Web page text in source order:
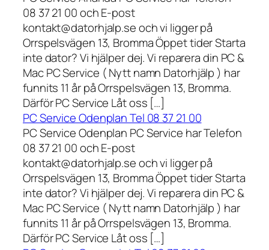
08 37 21 00 och E-post
kontakt@datorhjalp.se och vi ligger på
Orrspelsvägen 13, Bromma Öppet tider Starta
inte dator? Vi hjälper dej. Vi reparera din PC &
Mac PC Service ( Nytt namn Datorhjälp ) har
funnits 11 år på Orrspelsvägen 13, Bromma.
Därför PC Service Låt oss […]
PC Service Odenplan Tel 08 37 21 00
PC Service Odenplan PC Service har Telefon
08 37 21 00 och E-post
kontakt@datorhjalp.se och vi ligger på
Orrspelsvägen 13, Bromma Öppet tider Starta
inte dator? Vi hjälper dej. Vi reparera din PC &
Mac PC Service ( Nytt namn Datorhjälp ) har
funnits 11 år på Orrspelsvägen 13, Bromma.
Därför PC Service Låt oss […]